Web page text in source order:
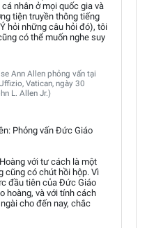
nhân ở mọi quốc gia và
tiện truyền thông tiếng
hỏi những câu hỏi đó), tôi
có thể muốn nghe suy
Ann Allen phỏng vấn tại
Vatican, ngày 30
L. Allen Jr.)
Phỏng vấn Đức Giáo
với tư cách là một
cũng có chút hồi hộp. Vì
đầu tiên của Đức Giáo
hoàng, và với tính cách
cho đến nay, chắc